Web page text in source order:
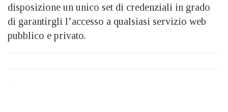
disposizione un unico set di credenziali in grado
di garantirgli l’accesso a qualsiasi servizio web
pubblico e privato.